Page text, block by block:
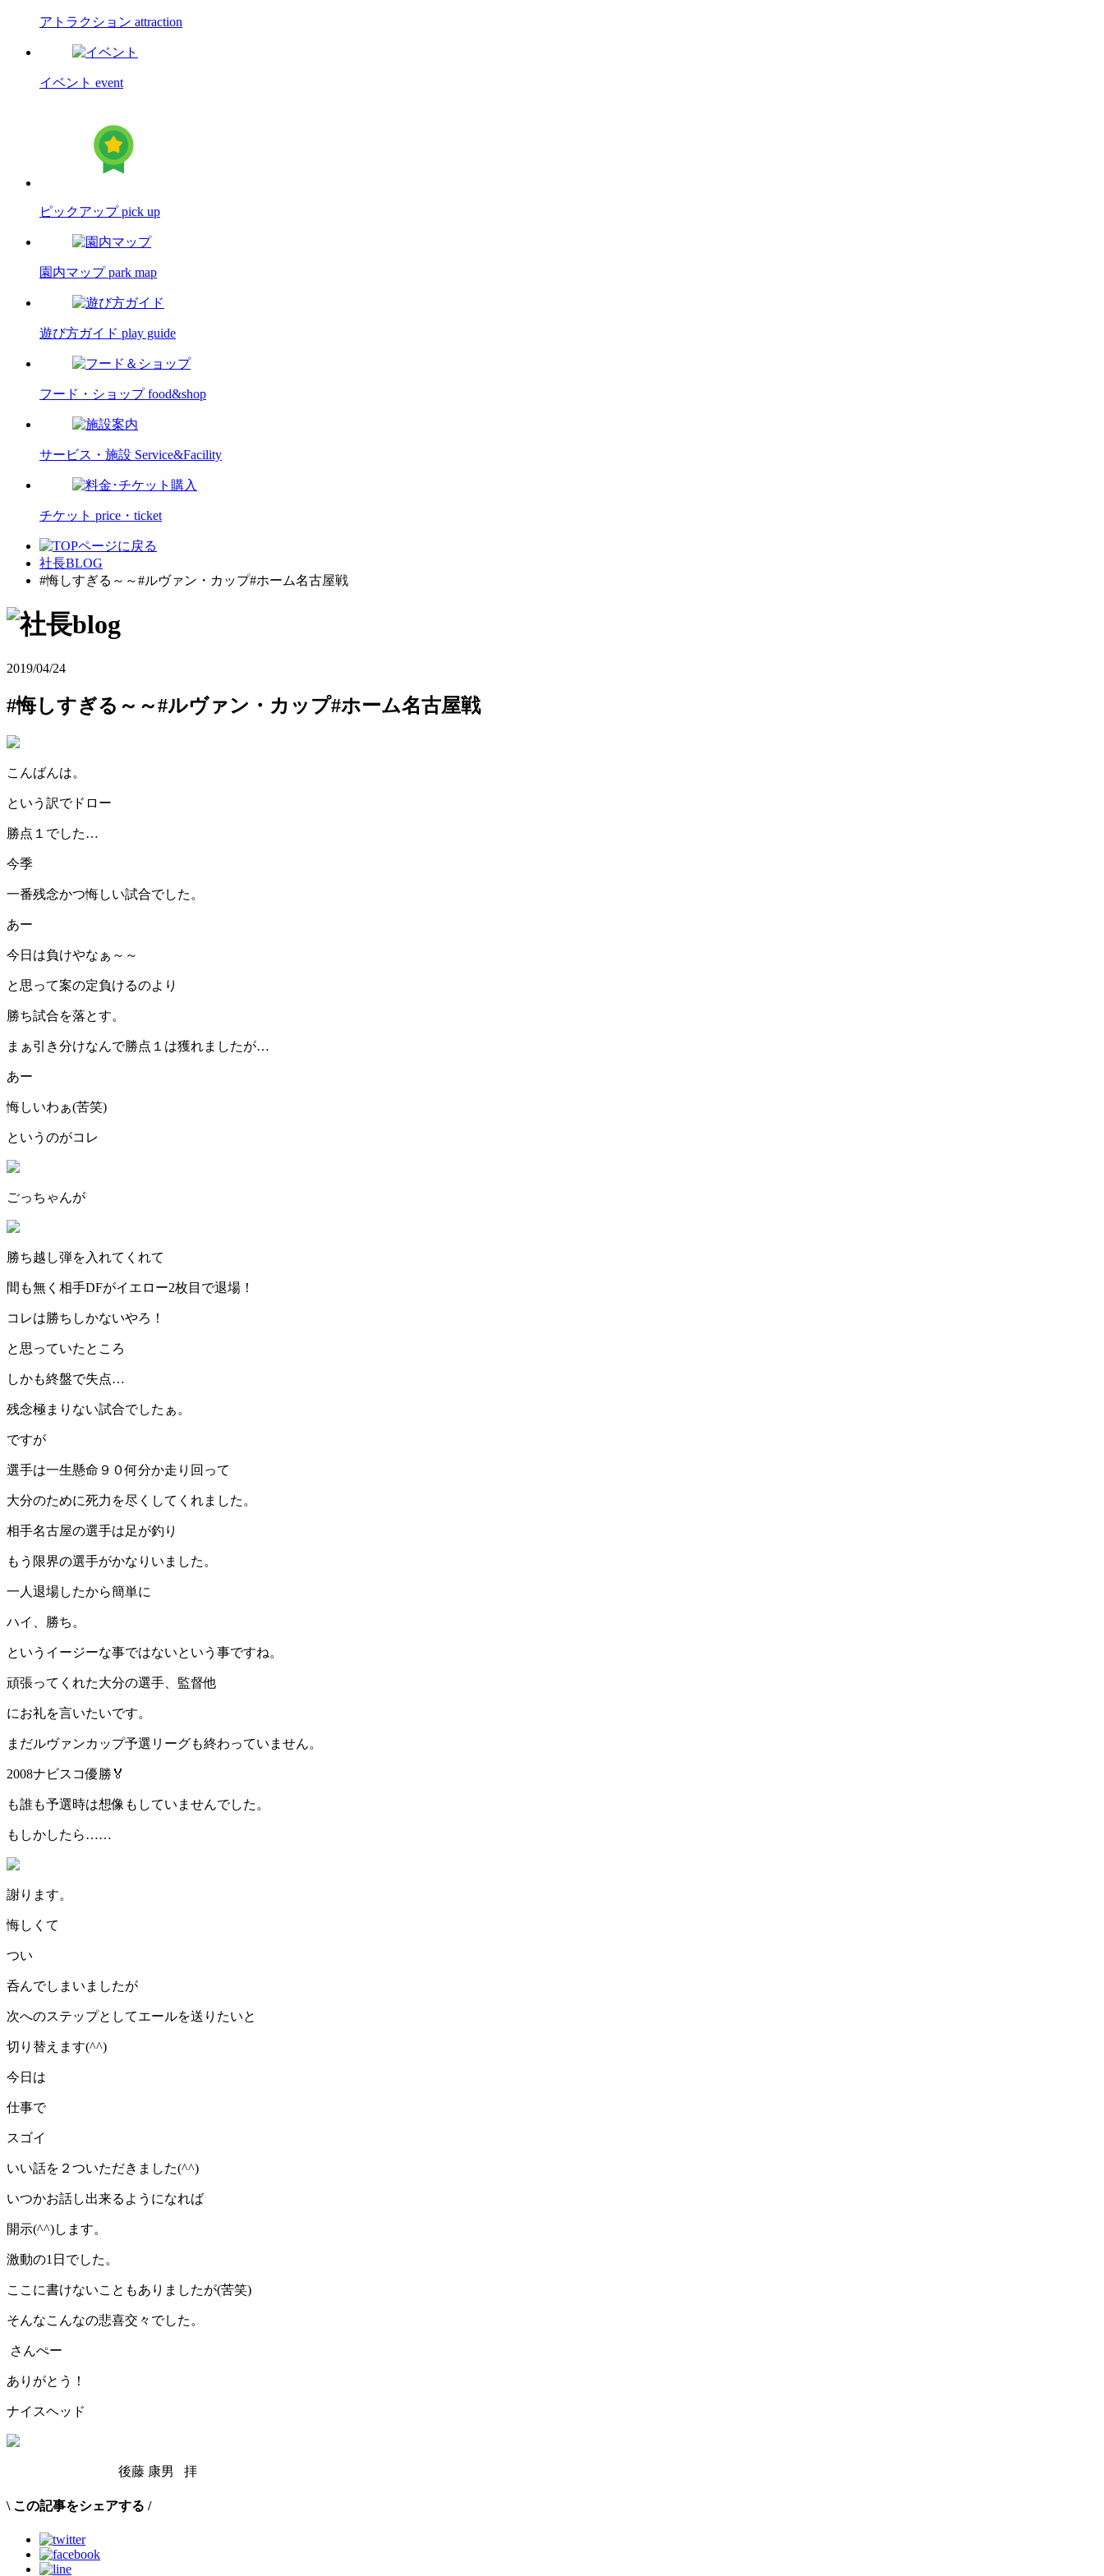
アトラクション attraction
イベント event
ピックアップ pick up
園内マップ park map
遊び方ガイド play guide
フード・ショップ food&shop
サービス・施設 Service&Facility
チケット price・ticket
社長BLOG
#悔しすぎる～～#ルヴァン・カップ#ホーム名古屋戦
2019/04/24
#悔しすぎる～～#ルヴァン・カップ#ホーム名古屋戦
こんばんは。
という訳でドロー
勝点１でした…
今季
一番残念かつ悔しい試合でした。
あー
今日は負けやなぁ～～
と思って案の定負けるのより
勝ち試合を落とす。
まぁ引き分けなんで勝点１は獲れましたが…
あー
悔しいわぁ(苦笑)
というのがコレ
ごっちゃんが
勝ち越し弾を入れてくれて
間も無く相手DFがイエロー2枚目で退場！
コレは勝ちしかないやろ！
と思っていたところ
しかも終盤で失点…
残念極まりない試合でしたぁ。
ですが
選手は一生懸命９０何分か走り回って
大分のために死力を尽くしてくれました。
相手名古屋の選手は足が釣り
もう限界の選手がかなりいました。
一人退場したから簡単に
ハイ、勝ち。
というイージーな事ではないという事ですね。
頑張ってくれた大分の選手、監督他
にお礼を言いたいです。
まだルヴァンカップ予選リーグも終わっていません。
2008ナビスコ優勝🏅
も誰も予選時は想像もしていませんでした。
もしかしたら……
謝ります。
悔しくて
つい
呑んでしまいましたが
次へのステップとしてエールを送りたいと
切り替えます(^^)
今日は
仕事で
スゴイ
いい話を２ついただきました(^^)
いつかお話し出来るようになれば
開示(^^)します。
激動の1日でした。
ここに書けないこともありましたが(苦笑)
そんなこんなの悲喜交々でした。
さんぺー
ありがとう！
ナイスヘッド
後藤 康男 拝
\この記事をシェアする /